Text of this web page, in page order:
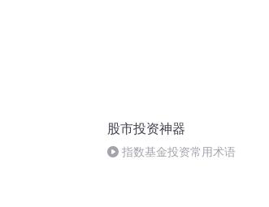
股市投资神器
指数基金投资常用术语